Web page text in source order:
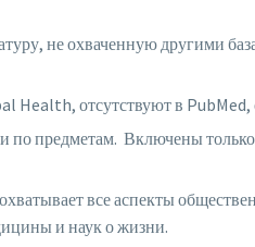
не охваченную другими
Health, отсутствуют в
по предметам. Включены
все аспекты
и наук о жизни.